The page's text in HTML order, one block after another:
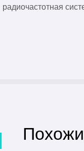
радиочастотная